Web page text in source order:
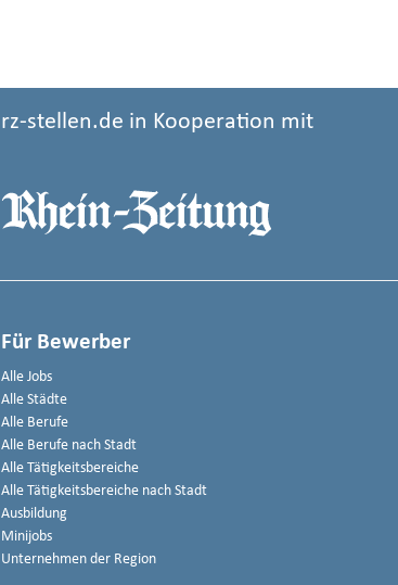
rz-stellen.de in Kooperation mit
Für Bewerber
Alle Jobs
Alle Städte
Alle Berufe
Alle Berufe nach Stadt
Alle Tätigkeitsbereiche
Alle Tätigkeitsbereiche nach Stadt
Ausbildung
Minijobs
Unternehmen der Region